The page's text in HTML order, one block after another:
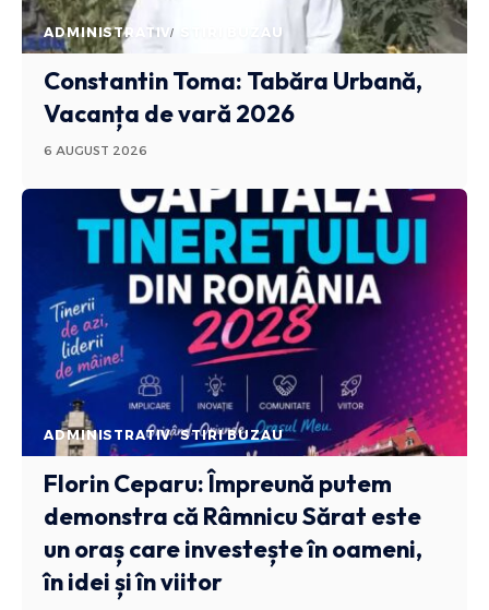
ADMINISTRATIV STIRI BUZAU
Constantin Toma: Tabăra Urbană,
Vacanța de vară 2026
6 AUGUST 2026
ADMINISTRATIV STIRI BUZAU
Florin Ceparu: Împreună putem
demonstra că Râmnicu Sărat este
un oraș care investește în oameni,
în idei și în viitor